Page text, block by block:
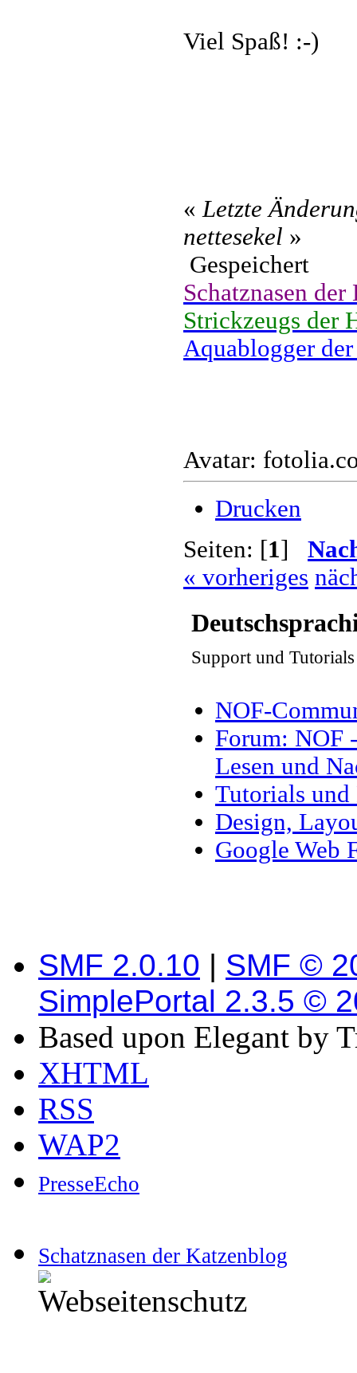
Viel Spaß! :-)
« Letzte
nettesekel »
Gespeichert
Schatznasen
Strickzeugs der
Aquablogger
Avatar:
Drucken
Seiten: [1]
« vorheriges
Support und
NOF-
Forum: NOF
Lesen und
Tutorials
Design,
Google Web
SMF 2.0.10 | SMF ©
SimplePortal 2.3.5 ©
Based upon Elegant by
XHTML
RSS
WAP2
PresseEcho
Schatznasen der Katzenblog